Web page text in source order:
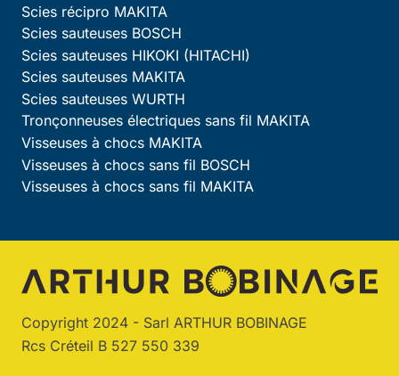
Scies récipro MAKITA
Scies sauteuses BOSCH
Scies sauteuses HIKOKI (HITACHI)
Scies sauteuses MAKITA
Scies sauteuses WURTH
Tronçonneuses électriques sans fil MAKITA
Visseuses à chocs MAKITA
Visseuses à chocs sans fil BOSCH
Visseuses à chocs sans fil MAKITA
Copyright 2024 - Sarl ARTHUR BOBINAGE
Rcs Créteil B 527 550 339